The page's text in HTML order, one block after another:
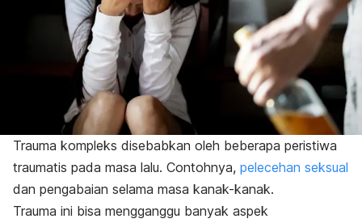
Trauma kompleks disebabkan oleh beberapa peristiwa
traumatis pada masa lalu. Contohnya, pelecehan seksual
dan pengabaian selama masa kanak-kanak.
Trauma ini bisa mengganggu banyak aspek